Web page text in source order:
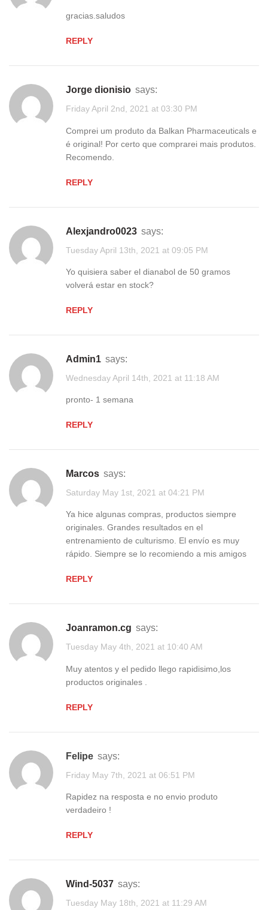
gracias.saludos
REPLY
jorge dionisio says:
Friday April 2nd, 2021 at 03:30 PM
Comprei um produto da Balkan Pharmaceuticals e
é original! Por certo que comprarei mais produtos.
Recomendo.
REPLY
alexjandro0023 says:
Tuesday April 13th, 2021 at 09:05 PM
Yo quisiera saber el dianabol de 50 gramos
volverá estar en stock?
REPLY
admin1 says:
Wednesday April 14th, 2021 at 11:18 AM
pronto- 1 semana
REPLY
Marcos says:
Saturday May 1st, 2021 at 04:21 PM
Ya hice algunas compras, productos siempre
originales. Grandes resultados en el
entrenamiento de culturismo. El envío es muy
rápido. Siempre se lo recomiendo a mis amigos
REPLY
joanramon.cg says:
Tuesday May 4th, 2021 at 10:40 AM
Muy atentos y el pedido llego rapidisimo,los
productos originales .
REPLY
Felipe says:
Friday May 7th, 2021 at 06:51 PM
Rapidez na resposta e no envio produto
verdadeiro !
REPLY
wind-5037 says:
Tuesday May 18th, 2021 at 11:29 AM